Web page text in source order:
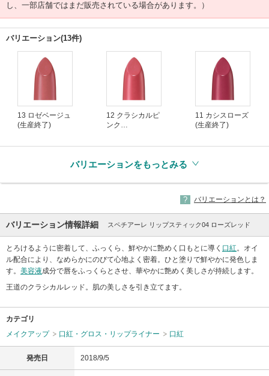
し、一部店舗ではまだ販売されている場合があります。）
バリエーション(13件)
13 ロゼベージュ
(生産終了)
12 クラシカルピ
ンク
11 カシスローズ
(生産終了)
バリエーションをもっとみる
バリエーションとは？
バリエーション情報詳細 スペチアーレ リップスティック04 ローズレッド
とろけるように密着して、ふっくら、鮮やかに艶めく口もとに導く 口紅。オイ
ル配合により、なめらかにのびて心地よく密着。ひと塗りで鮮やかに発色しま
す。 美容液成分で唇をふっくらとさせ、華やかに艶めく美しさが持続します。
王道のクラシカルレッド。肌の美しさを引き立てます。
カテゴリ
メイクアップ
口紅・グロス・リップライナー 口紅
発売日 2018/9/5